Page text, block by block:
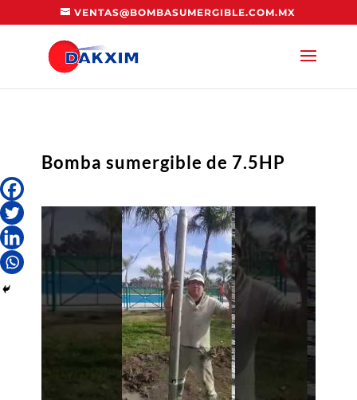
VENTAS@BOMBASUMERGIBLE.COM.MX
Bomba sumergible de 7.5HP